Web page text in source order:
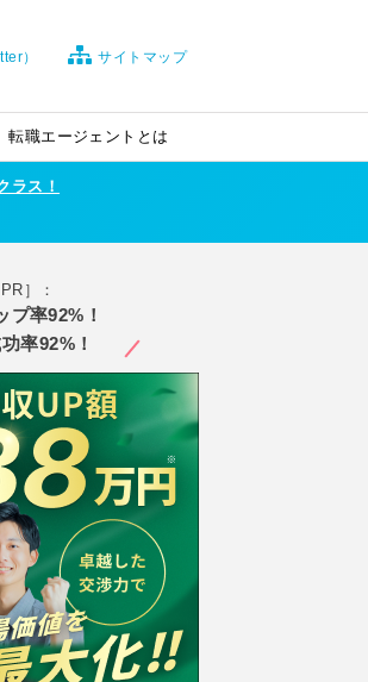
） サイトマップ
転職エージェントとは
ラス！
PR］：
プ率92%！
率92%！